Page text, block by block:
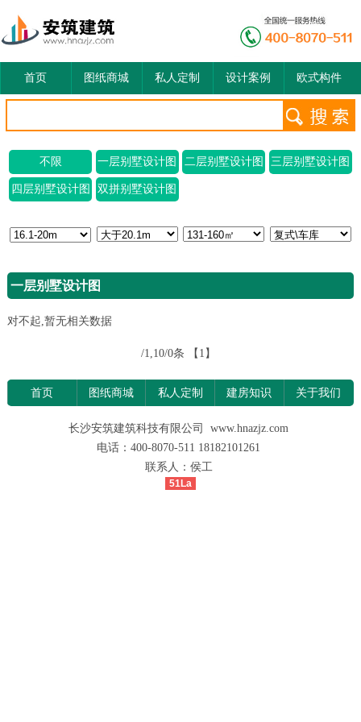
首页 图纸商城 私人定制 设计案例 欧式构件
不限 一层别墅设计图 二层别墅设计图 三层别墅设计图
四层别墅设计图 双拼别墅设计图
一层别墅设计图
对不起,暂无相关数据
/1,10/0条 【1】
首页 图纸商城 私人定制 建房知识 关于我们
长沙安筑建筑科技有限公司 www.hnazjz.com
电话：400-8070-511 18182101261
联系人：侯工
51La